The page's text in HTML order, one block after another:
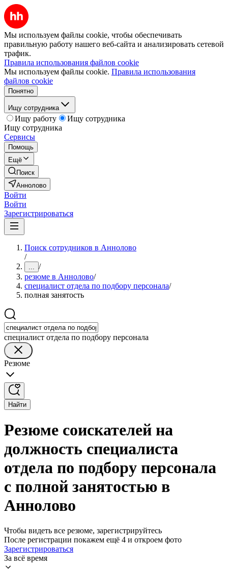
Мы используем файлы cookie, чтобы обеспечивать
правильную работу нашего веб-сайта и анализировать сетевой
трафик.
Правила использования файлов cookie
Мы используем файлы cookie. Правила использования
файлов cookie
Понятно
Ищу сотрудника
Ищу работу
Ищу сотрудника
Ищу сотрудника
Сервисы
Помощь
Ещё
Поиск
Аннолово
Войти
Войти
Зарегистрироваться
Поиск сотрудников в Аннолово
/
... /
резюме в Аннолово/
специалист отдела по подбору персонала/
полная занятость
специалист отдела по подбору персонала
Резюме
Найти
Резюме соискателей на
должность специалиста
отдела по подбору персонала
с полной занятостью в
Аннолово
Чтобы видеть все резюме, зарегистрируйтесь
После регистрации покажем ещё 4 и откроем фото
Зарегистрироваться
За всё время